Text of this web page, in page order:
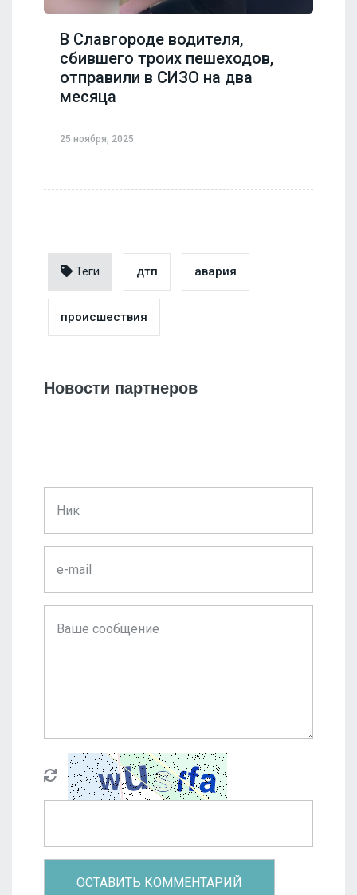
В Славгороде водителя,
сбившего троих пешеходов,
отправили в СИЗО на два
месяца
25 ноября, 2025
Теги дтп авария
происшествия
Новости партнеров